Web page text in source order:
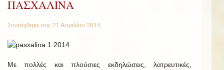
ΠΑΣΧΑΛΙΝΑ
Συντάχθηκε στις 21 Απριλίου 2014.
Με πολλές και πλούσιες εκδηλώσεις, λατρευτικές,